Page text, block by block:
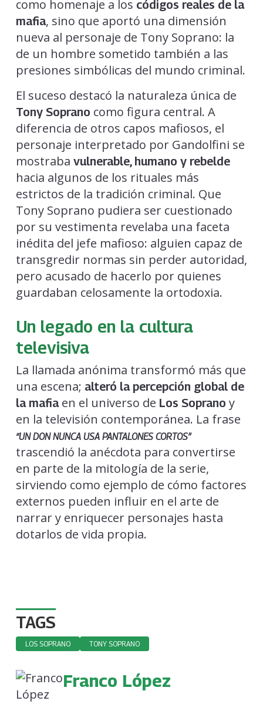
como homenaje a los códigos reales de la
mafia, sino que aportó una dimensión
nueva al personaje de Tony Soprano: la
de un hombre sometido también a las
presiones simbólicas del mundo criminal.
El suceso destacó la naturaleza única de
Tony Soprano como figura central. A
diferencia de otros capos mafiosos, el
personaje interpretado por Gandolfini se
mostraba vulnerable, humano y rebelde
hacia algunos de los rituales más
estrictos de la tradición criminal. Que
Tony Soprano pudiera ser cuestionado
por su vestimenta revelaba una faceta
inédita del jefe mafioso: alguien capaz de
transgredir normas sin perder autoridad,
pero acusado de hacerlo por quienes
guardaban celosamente la ortodoxia.
Un legado en la cultura
televisiva
La llamada anónima transformó más que
una escena; alteró la percepción global de
la mafiaen el universo de Los Soprano y
en la televisión contemporánea. La frase
“UN DON NUNCA USA PANTALONES CORTOS”
trascendió la anécdota para convertirse
en parte de la mitología de la serie,
sirviendo como ejemplo de cómo factores
externos pueden influir en el arte de
narrar y enriquecer personajes hasta
dotarlos de vida propia.
TAGS
LOS SOPRANO TONY SOPRANO
Franco López